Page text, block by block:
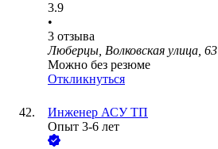
3.9
•
3 отзыва
Люберцы, Волковская улица, 63
Можно без резюме
Откликнуться
Инженер АСУ ТП
Опыт 3-6 лет